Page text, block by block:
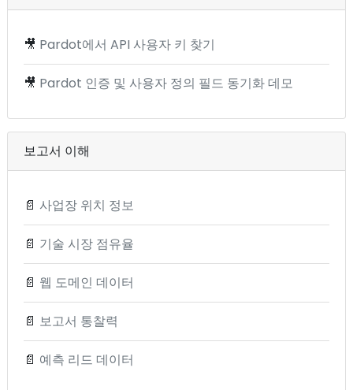
🎥 Pardot에서 API 사용자 키 찾기
🎥 Pardot 인증 및 사용자 정의 필드 동기화 데모
보고서 이해
📄 사업장 위치 정보
📄 기술 시장 점유율
📄 웹 도메인 데이터
📄 보고서 통찰력
📄 예측 리드 데이터